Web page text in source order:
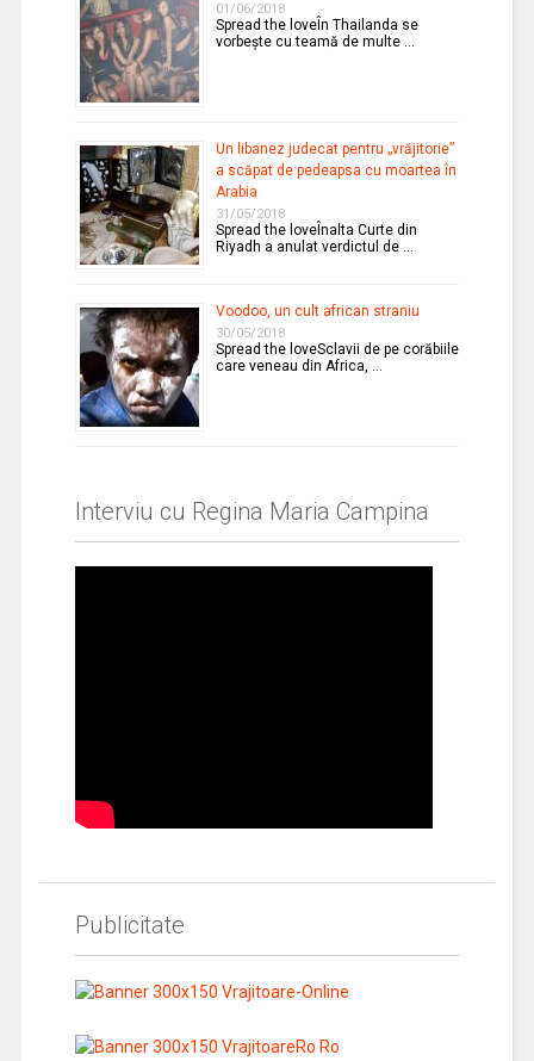
01/06/2018
Spread the loveÎn Thailanda se
vorbeşte cu teamă de multe …
Un libanez judecat pentru „vrăjitorie”
a scăpat de pedeapsa cu moartea în
Arabia
31/05/2018
Spread the loveÎnalta Curte din
Riyadh a anulat verdictul de …
Voodoo, un cult african straniu
30/05/2018
Spread the loveSclavii de pe corăbiile
care veneau din Africa, …
Interviu cu Regina Maria Campina
Publicitate